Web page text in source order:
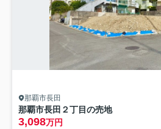
那覇市長田
那覇市長田２丁目の売地
3,098万円